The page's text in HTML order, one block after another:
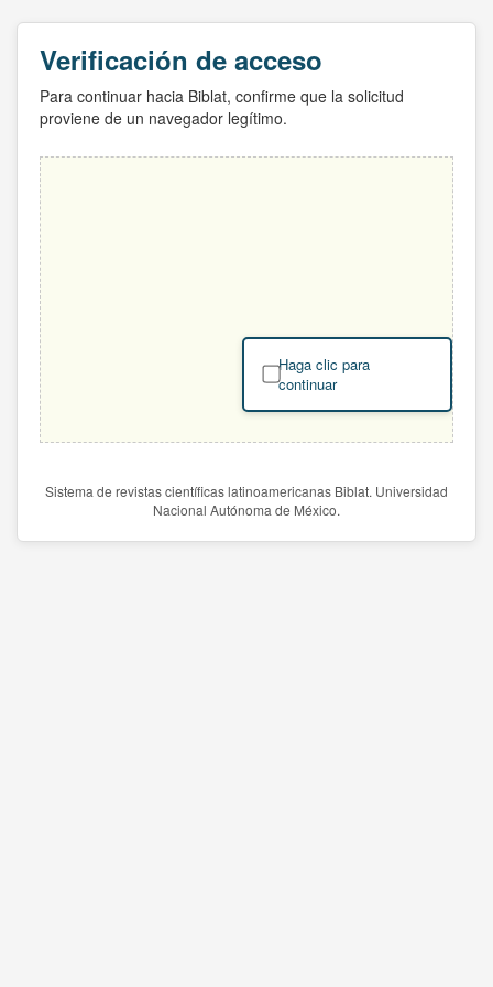
Verificación de acceso
Para continuar hacia Biblat, confirme que la solicitud
proviene de un navegador legítimo.
Haga clic para
continuar
Sistema de revistas científicas latinoamericanas Biblat. Universidad
Nacional Autónoma de México.